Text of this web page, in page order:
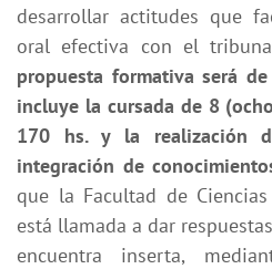
desarrollar actitudes que
oral efectiva con el
propuesta formativa será
incluye la cursada de 8
170 hs. y la realización
integración de
que la Facultad de
está llamada a dar
encuentra inserta,